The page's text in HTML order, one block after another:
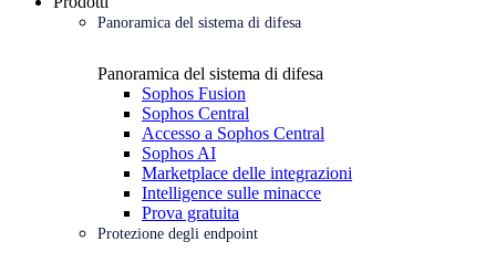
Panoramica del sistema di difesa
Panoramica del sistema di difesa
Sophos Fusion
Sophos Central
Accesso a Sophos Central
Sophos AI
Marketplace delle integrazioni
Intelligence sulle minacce
Prova gratuita
Protezione degli endpoint